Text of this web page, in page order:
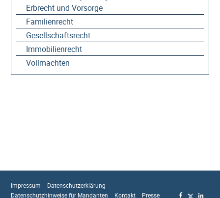
Erbrecht und Vorsorge
Familienrecht
Gesellschaftsrecht
Immobilienrecht
Vollmachten
Impressum
Datenschutzerklärung
Datenschutzhinweise für Mandanten
Kontakt Presse